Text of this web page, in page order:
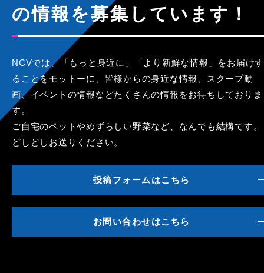
の情報を募集しています！
NCVでは、「もっと身近に」「より新鮮な情報」をお届けす
ることをモットーに、皆様からの身近な情報、スクープ動
画、イベントの情報などたくさんの情報をお待ちしておりま
す。
ご自宅のペットやめずらしい野菜など、なんでも結構です。
どしどしお送りください。
投稿フォームはこちら
お問い合わせはこちら